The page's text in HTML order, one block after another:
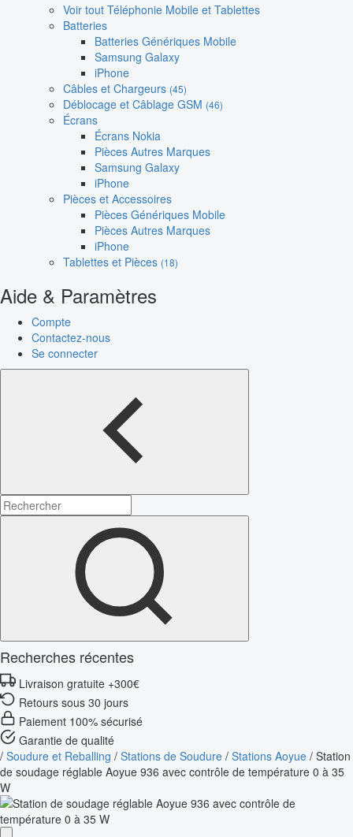
Voir tout Téléphonie Mobile et Tablettes
Batteries
Batteries Génériques Mobile
Samsung Galaxy
iPhone
Câbles et Chargeurs (45)
Déblocage et Câblage GSM (46)
Écrans
Écrans Nokia
Pièces Autres Marques
Samsung Galaxy
iPhone
Pièces et Accessoires
Pièces Génériques Mobile
Pièces Autres Marques
iPhone
Tablettes et Pièces (18)
Aide & Paramètres
Compte
Contactez-nous
Se connecter
Recherches récentes
Livraison gratuite +300€
Retours sous 30 jours
Paiement 100% sécurisé
Garantie de qualité
/ Soudure et Reballing / Stations de Soudure / Stations Aoyue / Station
de soudage réglable Aoyue 936 avec contrôle de température 0 à 35
W